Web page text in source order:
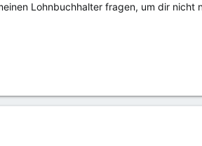
Lohnbuchhalter fragen, um dir nicht